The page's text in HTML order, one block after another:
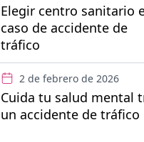
Elegir centro sanitario
caso de accidente de
tráfico
2 de febrero de 2026
Cuida tu salud mental
un accidente de tráfico